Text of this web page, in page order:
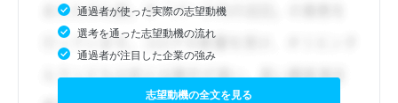
通過者が使った実際の志望動機
選考を通った志望動機の流れ
通過者が注目した企業の強み
志望動機の全文を見る